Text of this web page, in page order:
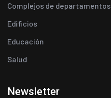
Complejos de departamentos
Edificios
Educación
Salud
Newsletter